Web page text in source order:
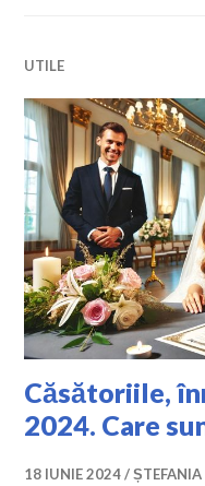
UTILE
Căsătoriile,
2024. Care
18 IUNIE 2024 ȘTEFANIA